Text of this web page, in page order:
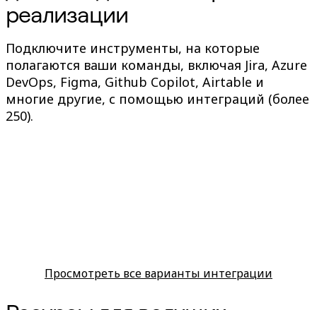
реализации
Подключите инструменты, на которые
полагаются ваши команды, включая Jira, Azure
DevOps, Figma, Github Copilot, Airtable и
многие другие, с помощью интеграций (более
250).
Просмотреть все варианты интеграции